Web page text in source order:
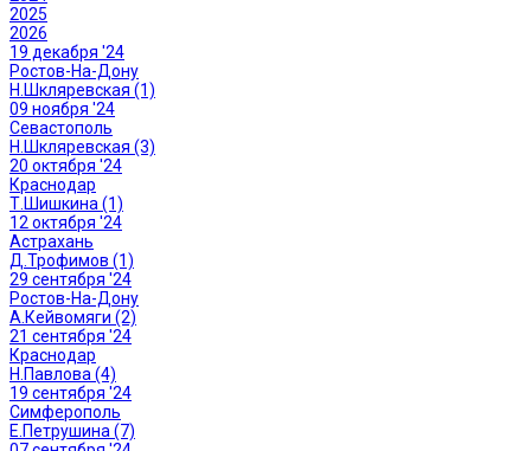
2025
2026
19 декабря '24
Ростов-На-Дону
Н.Шкляревская (1)
09 ноября '24
Севастополь
Н.Шкляревская (3)
20 октября '24
Краснодар
Т.Шишкина (1)
12 октября '24
Астрахань
Д.Трофимов (1)
29 сентября '24
Ростов-На-Дону
А.Кейвомяги (2)
21 сентября '24
Краснодар
Н.Павлова (4)
19 сентября '24
Симферополь
Е.Петрушина (7)